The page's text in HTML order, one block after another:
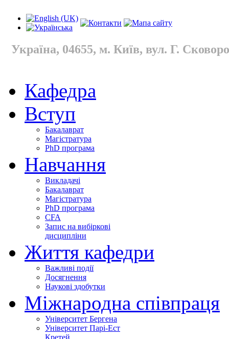
Україна, 04655, м. Київ, вул. Г.
Кафедра
Вступ
Бакалаврат
Магістратура
PhD програма
Навчання
Викладачі
Бакалаврат
Магістратура
PhD програма
CFA
Запис на вибіркові
дисципліни
Життя кафедри
Важливі події
Досягнення
Наукові здобутки
Міжнародна співпраця
Університет Бергена
Університет Парі-Ест
Кретей